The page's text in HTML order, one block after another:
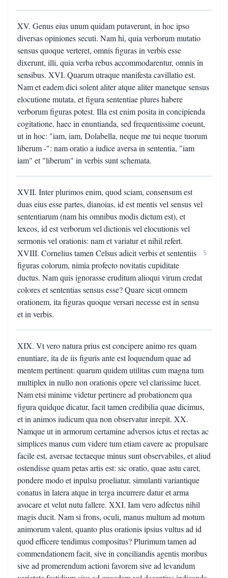
XV. Genus eius unum quidam putaverunt, in hoc ipso
diversas opiniones secuti. Nam hi, quia verborum mutatio
sensus quoque verteret, omnis figuras in verbis esse
dixerunt, illi, quia verba rebus accommodarentur, omnis in
sensibus. XVI. Quarum utraque manifesta cavillatio est.
Nam et eadem dici solent aliter atque aliter manetque sensus
elocutione mutata, et figura sententiae plures habere
verborum figuras potest. Illa est enim posita in concipienda
cogitatione, haec in enuntianda, sed frequentissime coeunt,
ut in hoc: "iam, iam, Dolabella, neque me tui neque tuorum
liberum -": nam oratio a iudice aversa in sententia, "iam
iam" et "liberum" in verbis sunt schemata.
XVII. Inter plurimos enim, quod sciam, consensum est
duas eius esse partes, dianoias, id est mentis vel sensus vel
sententiarum (nam his omnibus modis dictum est), et
lexeos, id est verborum vel dictionis vel elocutionis vel
sermonis vel orationis: nam et variatur et nihil refert.
XVIII. Cornelius tamen Celsus adicit verbis et sententiis
figuras colorum, nimia profecto novitatis cupiditate
ductus. Nam quis ignorasse eruditum alioqui virum credat
colores et sententias sensus esse? Quare sicut omnem
orationem, ita figuras quoque versari necesse est in sensu
et in verbis.
5
XIX. Vt vero natura prius est concipere animo res quam
enuntiare, ita de iis figuris ante est loquendum quae ad
mentem pertinent: quarum quidem utilitas cum magna tum
multiplex in nullo non orationis opere vel clarissime lucet.
Nam etsi minime videtur pertinere ad probationem qua
figura quidque dicatur, facit tamen credibilia quae dicimus,
et in animos iudicum qua non observatur inrepit. XX.
Namque ut in armorum certamine adversos ictus et rectas ac
simplices manus cum videre tum etiam cavere ac propulsare
facile est, aversae tectaeque minus sunt observabiles, et aliud
ostendisse quam petas artis est: sic oratio, quae astu caret,
pondere modo et inpulsu proeliatur, simulanti variantique
conatus in latera atque in terga incurrere datur et arma
avocare et velut nutu fallere. XXI. Iam vero adfectus nihil
magis ducit. Nam si frons, oculi, manus multum ad motum
animorum valent, quanto plus orationis ipsius vultus ad id
quod efficere tendimus compositus? Plurimum tamen ad
commendationem facit, sive in conciliandis agentis moribus
sive ad promerendum actioni favorem sive ad levandum